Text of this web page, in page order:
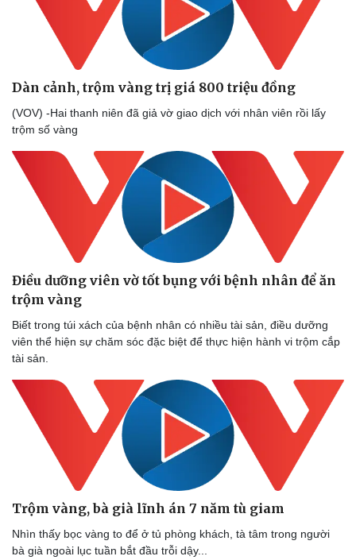
Doanh nghiệp
Thông tin doanh nghiệp
Doanh nghiệp 24h
Doanh nhân
Vì cộng đồng
Công nghệ
Sành điệu
Tin Công nghệ
Trải nghiệm
Chuyển đổi số
Dàn cảnh, trộm vàng trị giá 800 triệu đồng
(VOV) -Hai thanh niên đã giả vờ giao dịch với nhân viên rồi lấy
trộm số vàng
Điều dưỡng viên vờ tốt bụng với bệnh nhân để ăn
trộm vàng
Biết trong túi xách của bệnh nhân có nhiều tài sản, điều dưỡng
viên thể hiện sự chăm sóc đặc biệt để thực hiện hành vi trộm cắp
tài sản.
Trộm vàng, bà già lĩnh án 7 năm tù giam
Nhìn thấy bọc vàng to để ở tủ phòng khách, tà tâm trong người
bà già ngoài lục tuần bắt đầu trỗi dậy...